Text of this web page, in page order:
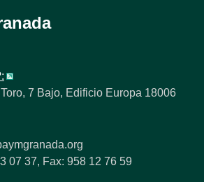
7 Bajo, Edificio Europa 18006
07 37, Fax: 958 12 76 59